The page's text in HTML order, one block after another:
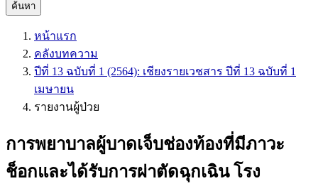
ค้นหา
หน้าแรก
คลังบทความ
ปีที่ 13 ฉบับที่ 1 (2564): เชียงรายเวชสาร ปีที่ 13 ฉบับที่ 1
เมษายน
รายงานผู้ป่วย
การพยาบาลผู้บาดเจ็บช่องท้องที่มีภาวะ
ช็อกและได้รับการผ่าตัดฉุกเฉิน โรง